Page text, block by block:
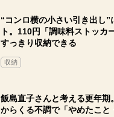
“コンロ横の小さい引き出し”
ト。110円「調味料ストッカ
すっきり収納できる
収納
飯島直子さんと考える更年期
からくる不調で「やめたこと